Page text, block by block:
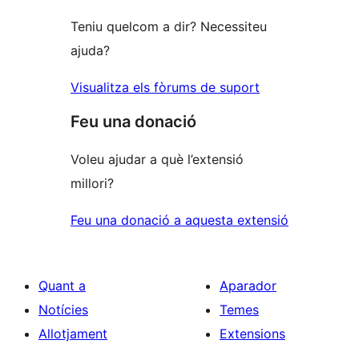
Teniu quelcom a dir? Necessiteu
ajuda?
Visualitza els fòrums de suport
Feu una donació
Voleu ajudar a què l’extensió
millori?
Feu una donació a aquesta extensió
Quant a
Notícies
Allotjament
Aparador
Temes
Extensions